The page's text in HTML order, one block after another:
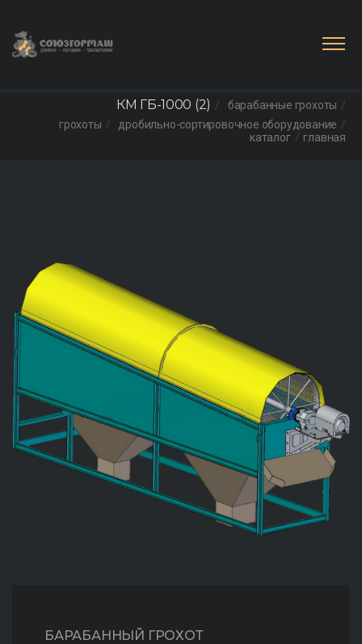
главная
каталог
дробильно-сортировочное оборудование
грохоты
барабанные грохоты
КМ ГБ-1000 (2)
БАРАБАННЫЙ ГРОХОТ